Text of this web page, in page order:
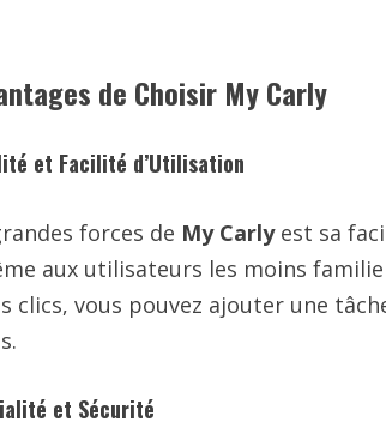
de Choisir My Carly
et Facilité d’Utilisation
forces de My Carlyest sa
aux utilisateurs les moins
clics, vous pouvez ajouter une
et Sécurité